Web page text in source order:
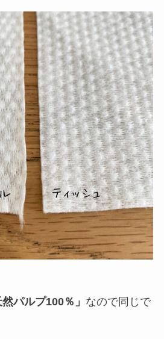
然パルプ100％」 なので同じで